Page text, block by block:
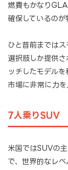
燃費もかなり
確保しているのが
ひと昔前までは
選択肢しか提供
ッチしたモデル
市場に非常に力を
7人乗りSUV
米国ではSUVの
で、世界的なレ